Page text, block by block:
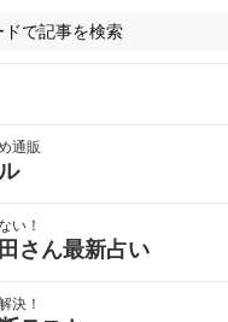
通販
い！
さん最新占い
決！